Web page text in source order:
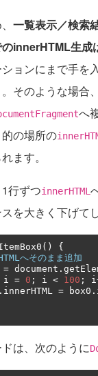
一覧表示／検索
innerHTML生成
ションにまで手
そのような場合、
へ
の場所の
ます。
行ずつinnerHTML
を大きく下げて
()
{
へそのまま追加
= document .
i = 0 ; i < 100 ; i
. innerHTML = box0 .
は、次のように